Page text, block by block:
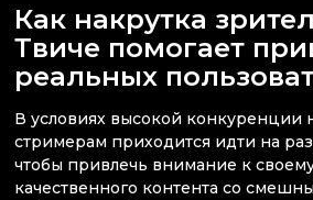
Как накрутка
Твиче помогает
реальных
В условиях высокой
стримерам приходится идти на
чтобы привлечь внимание к
качественного контента со